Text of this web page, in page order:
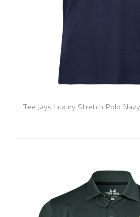
Tee Jays Luxury Stretch Polo Navy